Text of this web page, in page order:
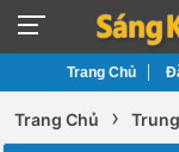
Trang Chủ
Trang Chủ ›